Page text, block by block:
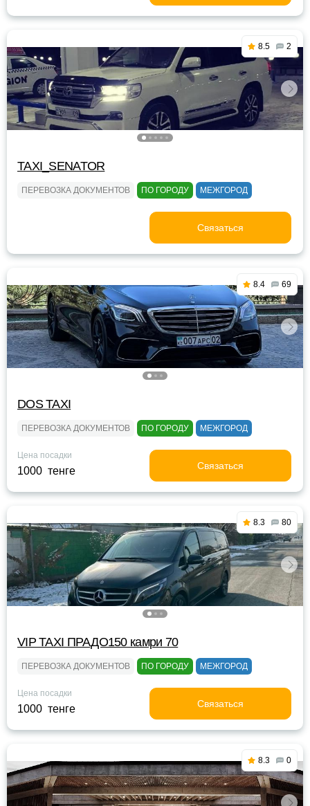
8.5 2
TAXI_SENATOR
ПЕРЕВОЗКА ДОКУМЕНТОВ ПО ГОРОДУ МЕЖГОРОД
Связаться
8.4 69
DOS TAXI
ПЕРЕВОЗКА ДОКУМЕНТОВ ПО ГОРОДУ МЕЖГОРОД
Цена посадки
1000 тенге Связаться
8.3 80
VIP TAXI ПРАДО150 камри 70
ПЕРЕВОЗКА ДОКУМЕНТОВ ПО ГОРОДУ МЕЖГОРОД
Цена посадки
1000 тенге Связаться
8.3 0